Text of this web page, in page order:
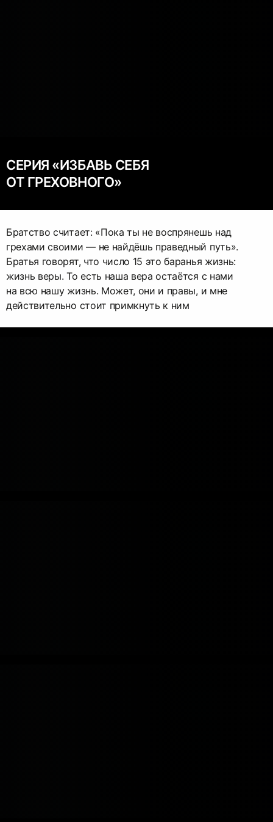
СЕРИЯ «ИЗБАВЬ СЕБЯ
ОТ ГРЕХОВНОГО»
Братство считает: «Пока ты не воспрянешь над
грехами своими — не найдёшь праведный путь».
Братья говорят, что число 15 это баранья жизнь:
жизнь веры. То есть наша вера остаётся с нами
на всю нашу жизнь. Может, они и правы, и мне
действительно стоит примкнуть к ним